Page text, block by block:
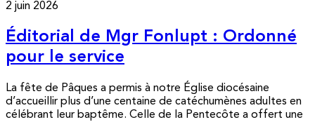
2 juin 2026
Éditorial de Mgr Fonlupt : Ordonné
pour le service
La fête de Pâques a permis à notre Église diocésaine
d’accueillir plus d’une centaine de catéchumènes adultes en
célébrant leur baptême. Celle de la Pentecôte a offert une